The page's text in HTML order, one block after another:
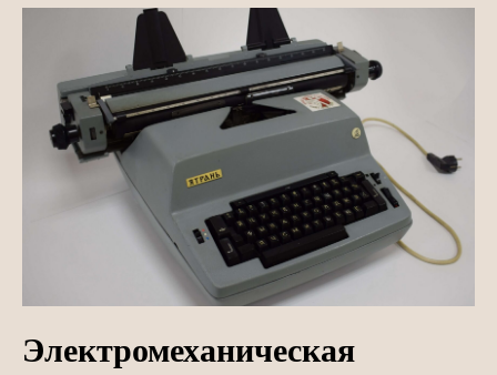
Электромеханическая